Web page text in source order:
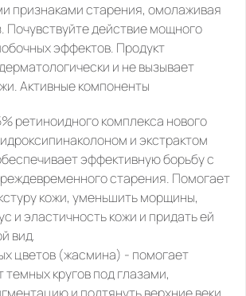
признаками старения, омолаживая
Почувствуйте действие мощного
эффектов. Продукт
и не вызывает
Активные компоненты
ретиноидного комплекса нового
и экстрактом
эффективную борьбу с
старения. Помогает
кожи, уменьшить морщины,
и эластичность кожи и придать ей
вид.
цветов (жасмина) - помогает
темных кругов под глазами,